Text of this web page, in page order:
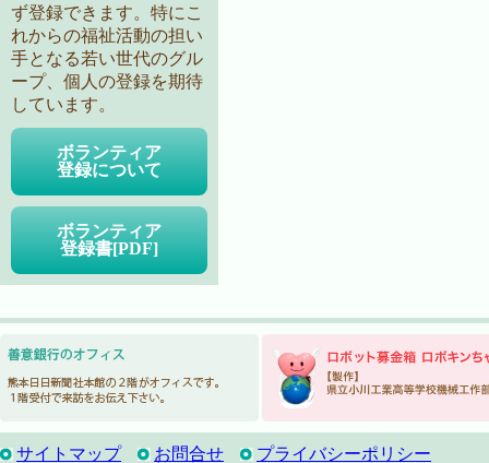
ず登録できます。特にこ
れからの福祉活動の担い
手となる若い世代のグル
ープ、個人の登録を期待
しています。
ボランティア
登録について
ボランティア
登録書[PDF]
サイトマップ お問合せ プライバシーポリシー